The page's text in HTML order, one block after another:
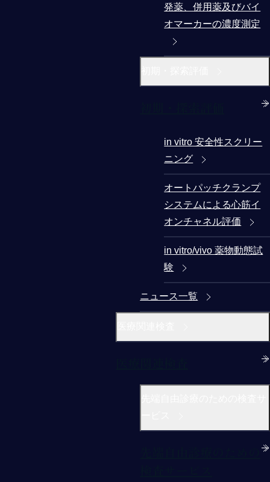
発薬、併用薬及びバイ
オマーカーの濃度測定
in vitro 安全性スクリー
ニング
オートパッチクランプ
システムによる心筋イ
オンチャネル評価
in vitro/vivo 薬物動態試
験
ニュース一覧